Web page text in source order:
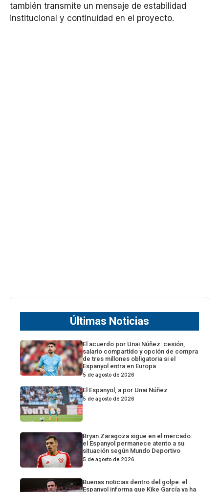
también transmite un mensaje de estabilidad
institucional y continuidad en el proyecto.
Últimas Noticias
El acuerdo por Unai Núñez: cesión,
salario compartido y opción de compra
de tres millones obligatoria si el
Espanyol entra en Europa
5 de agosto de 2026
El Espanyol, a por Unai Núñez
5 de agosto de 2026
Bryan Zaragoza sigue en el mercado:
el Espanyol permanece atento a su
situación según Mundo Deportivo
5 de agosto de 2026
Buenas noticias dentro del golpe: el
Espanyol informa que Kike García ya ha